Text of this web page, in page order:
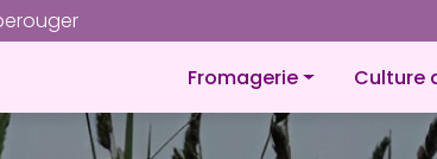
Fromagerie
À propos
Culture